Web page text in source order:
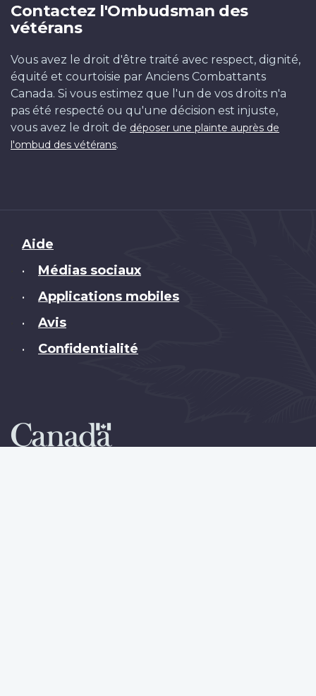
Contactez l'Ombudsman des
vétérans
Vous avez le droit d'être traité avec respect, dignité,
équité et courtoisie par Anciens Combattants
Canada. Si vous estimez que l'un de vos droits n'a
pas été respecté ou qu'une décision est injuste,
vous avez le droit de déposer une plainte auprès de
l'ombud des vétérans.
Brand
Aide
• Médias sociaux
• Applications mobiles
• Avis
• Confidentialité